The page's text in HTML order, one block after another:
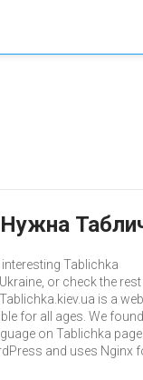
Tablichka
or check the rest
is a web
for all ages. We found
on Tablichka
and uses Nginx